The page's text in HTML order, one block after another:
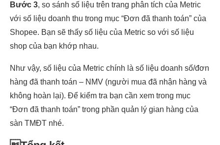
Bước 3, so sánh số liệu trên trang phân tích của Metric
với số liệu doanh thu trong mục “Đơn đã thanh toán” của
Shopee. Bạn sẽ thấy số liệu của Metric so với số liệu
shop của bạn khớp nhau.
Như vậy, số liệu của Metric chính là số liệu doanh số/đơn
hàng đã thanh toán – NMV (người mua đã nhận hàng và
không hoàn lại). Để kiểm tra bạn cần xem trong mục
“Đơn đã thanh toán” trong phần quản lý gian hàng của
sàn TMĐT nhé.